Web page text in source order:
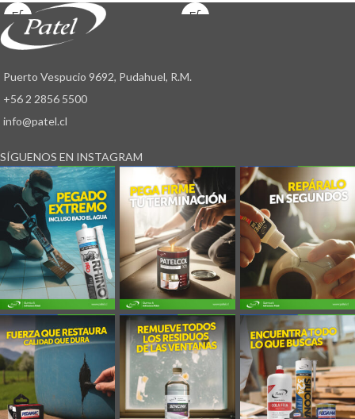
elementos como: óleo, esmaltes,
barniz marino, anticorrosivo y pinturas.
Este producto realiza una limpieza
aceites, además de aplicaciones para
de evaporación.
desnaturalizante. Efectivo antiséptico
externo. Producto No Estéril.
Puerto Vespucio 9692, Pudahuel, R.M.
+56 2 2856 5500
info@patel.cl
SÍGUENOS EN INSTAGRAM